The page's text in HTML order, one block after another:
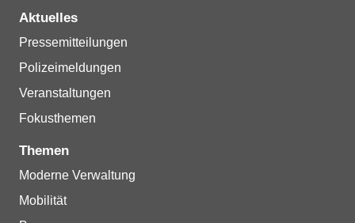
Aktuelles
Pressemitteilungen
Polizeimeldungen
Veranstaltungen
Fokusthemen
Themen
Moderne Verwaltung
Mobilität